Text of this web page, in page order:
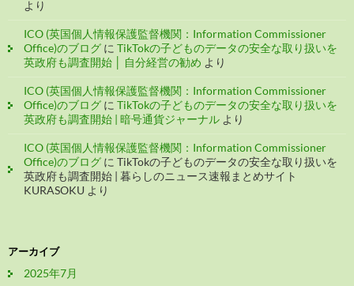
より
ICO (英国個人情報保護監督機関：Information Commissioner
Office)のブログ に TikTokの子どものデータの安全な取り扱いを
英政府も調査開始 │ 自分経営の勧め より
ICO (英国個人情報保護監督機関：Information Commissioner
Office)のブログ に TikTokの子どものデータの安全な取り扱いを
英政府も調査開始 | 暗号通貨ジャーナル より
ICO (英国個人情報保護監督機関：Information Commissioner
Office)のブログ に TikTokの子どものデータの安全な取り扱いを
英政府も調査開始 | 暮らしのニュース速報まとめサイト
KURASOKU より
アーカイブ
2025年7月